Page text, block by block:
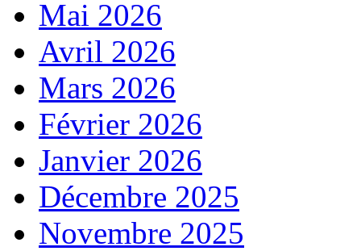
Mai 2026
Avril 2026
Mars 2026
Février 2026
Janvier 2026
Décembre 2025
Novembre 2025